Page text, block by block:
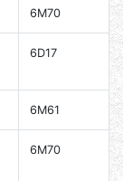
6M70
6D17
6M61
6M70